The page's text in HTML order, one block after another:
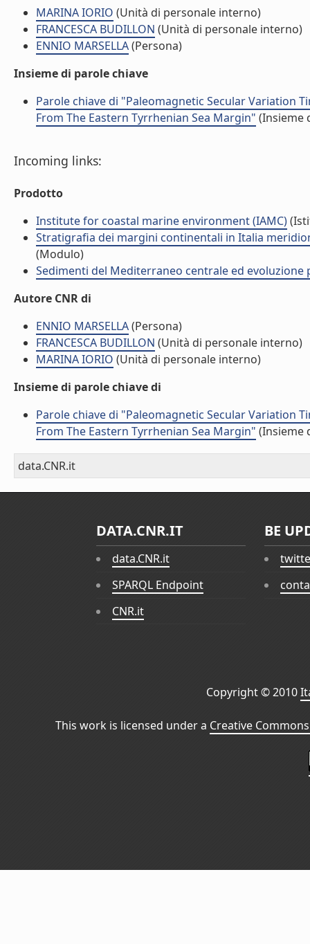
MARINA IORIO (Unità di personale interno)
FRANCESCA BUDILLON (Unità di personale interno)
ENNIO MARSELLA(Persona)
Insieme di parole chiave
Parole chiave di "Paleomagnetic Secular Variation
From The Eastern Tyrrhenian Sea Margin" (Insieme
Incoming links:
Prodotto
Institute for coastal marine environment (IAMC)
Stratigrafia dei margini continentali in Italia
(Modulo)
Sedimenti del Mediterraneo centrale ed evoluzione
Autore CNR di
ENNIO MARSELLA(Persona)
FRANCESCA BUDILLON (Unità di personale interno)
MARINA IORIO (Unità di personale interno)
Insieme di parole chiave di
Parole chiave di "Paleomagnetic Secular Variation
From The Eastern Tyrrhenian Sea Margin" (Insieme
data.CNR.it
DATA.CNR.IT
data.CNR.it
SPARQL Endpoint
CNR.it
BE
Copyright © 2010
This work is licensed under a Creative